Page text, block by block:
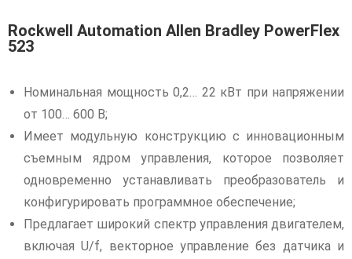
Rockwell Automation Allen Bradley PowerFlex
523
Номинальная мощность 0,2… 22 кВт при напряжении
от 100… 600 В;
Имеет модульную конструкцию с инновационным
съемным ядром управления, которое позволяет
одновременно устанавливать преобразователь и
конфигурировать программное обеспечение;
Предлагает широкий спектр управления двигателем,
включая U/f, векторное управление без датчика и